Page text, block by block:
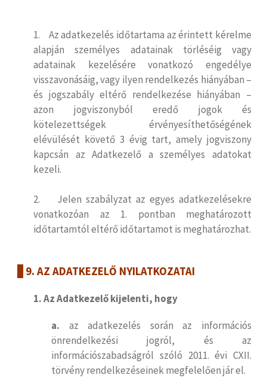
1. Az adatkezelés időtartama az érintett kérelme
alapján személyes adatainak törléséig vagy
adatainak kezelésére vonatkozó engedélye
visszavonásáig, vagy ilyen rendelkezés hiányában –
és jogszabály eltérő rendelkezése hiányában –
azon jogviszonyból eredő jogok és
kötelezettségek érvényesíthetőségének
elévülését követő 3 évig tart, amely jogviszony
kapcsán az Adatkezelő a személyes adatokat
kezeli.
2. Jelen szabályzat az egyes adatkezelésekre
vonatkozóan az 1. pontban meghatározott
időtartamtól eltérő időtartamot is meghatározhat.
9. AZ ADATKEZELŐ NYILATKOZATAI
1. Az Adatkezelő kijelenti, hogy
a. az adatkezelés során az információs
önrendelkezési jogról, és az
információszabadságról szóló 2011. évi CXII.
törvény rendelkezéseinek megfelelően jár el.